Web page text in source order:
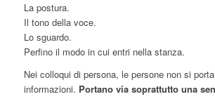
La postura.
Il tono della voce.
Lo sguardo.
Perfino il modo in cui entri nella stanza.
Nei colloqui di persona, le persone non si
informazioni. Portano via soprattutto una